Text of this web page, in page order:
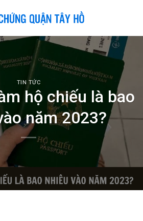
TIN TỨC
hộ chiếu là bao
năm 2023?